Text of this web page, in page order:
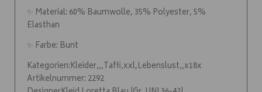
✨ Material: 60% Baumwolle, 35% Polyester, 5%
Elasthan
✨ Farbe: Bunt
Kategorien:Kleider,,,Taffi,xxl,Lebenslust,,x18x
Artikelnummer: 2292